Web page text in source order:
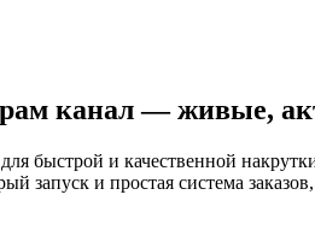
канал — живые,
быстрой и качественной
запуск и простая система